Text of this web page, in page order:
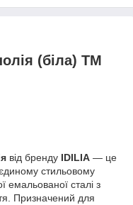
(біла) ТМ
від бренду IDILIA — це
стильовому
емальованої сталі з
Призначений для